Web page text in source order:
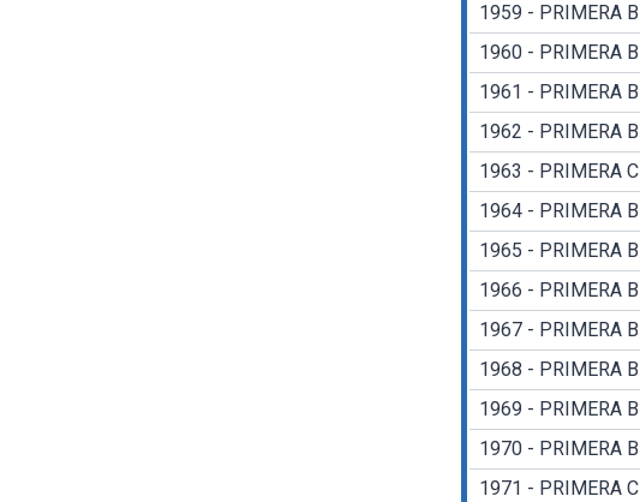
1959 - PRIMERA B
1960 - PRIMERA B
1961 - PRIMERA B
1962 - PRIMERA B
1963 - PRIMERA C
1964 - PRIMERA B
1965 - PRIMERA B
1966 - PRIMERA B
1967 - PRIMERA B
1968 - PRIMERA B
1969 - PRIMERA B
1970 - PRIMERA B
1971 - PRIMERA C